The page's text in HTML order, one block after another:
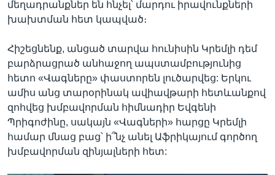
մեղադրանքներ են հնչել՝ մարդու իրավունքների
խախտման հետ կապված։
Հիշեցնենք, անցած տարվա հունիսին Կրեմլի դեմ
բարձրացրած անհաջող ապստամբությունից
հետո «Վագները» փաստորեն լուծարվեց: Երկու
ամիս անց տարօրինակ ավիավթարի հետևանքով
զոհվեց խմբավորման հիմնադիր Եվգենի
Պրիգոժինը, սակայն «Վագների» հարցը Կրեմլի
համար մնաց բաց՝ ի՞նչ անել Աֆրիկայում գործող
խմբավորման զինյալների հետ: